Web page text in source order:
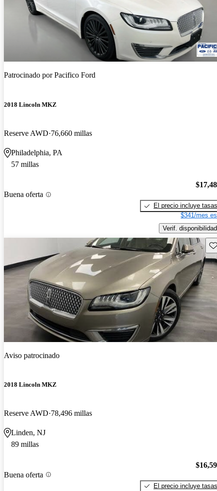
Patrocinado porPacifico Ford
2018 Lincoln MKZ
Reserve AWD 76,660 millas
Philadelphia, PA
57 millas
Buena oferta
El precio incluye tasas
$341/mes
Verif. disponibilidad
Aviso patrocinado
2018 Lincoln MKZ
Reserve AWD 78,496 millas
Linden, NJ
89 millas
Buena oferta
El precio incluye tasas